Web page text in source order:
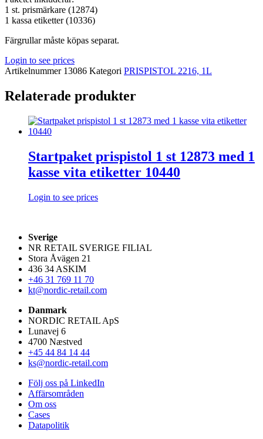
1 st. prismärkare (12874)
1 kassa etiketter (10336)
Färgrullar måste köpas separat.
Login to see prices
Artikelnummer 13086 Kategori PRISPISTOL 2216, 1L
Relaterade produkter
Startpaket prispistol 1 st 12873 med 1
kasse vita etiketter 10440
Login to see prices
Sverige
NR RETAIL SVERIGE FILIAL
Stora Åvägen 21
436 34 ASKIM
+46 31 769 11 70
kt@nordic-retail.com
Danmark
NORDIC RETAIL ApS
Lunavej 6
4700 Næstved
+45 44 84 14 44
ks@nordic-retail.com
Följ oss på LinkedIn
Affärsområden
Om oss
Cases
Datapolitik